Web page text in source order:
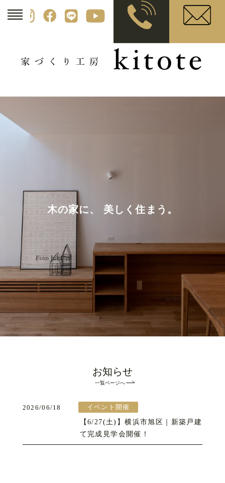
木の家に、 美しく住まう。
お知らせ
一覧ページへ
2026/06/18
イベント開催
【6/27(土)】横浜市旭区｜新築戸建
て完成見学会開催！